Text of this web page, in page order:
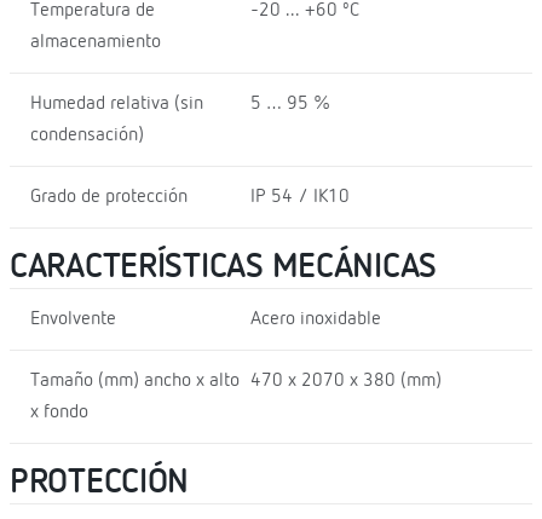
Temperatura de
almacenamiento
-20 ... +60 ºC
Humedad relativa (sin
condensación)
5 … 95 %
Grado de protección IP 54 / IK10
CARACTERÍSTICAS MECÁNICAS
Envolvente Acero inoxidable
Tamaño (mm) ancho x alto
x fondo
470 x 2070 x 380 (mm)
PROTECCIÓN